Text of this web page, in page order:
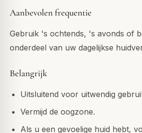
Aanbevolen frequentie
Gebruik 's ochtends, 's avonds of
onderdeel van uw dagelijkse
Belangrijk
Uitsluitend voor uitwendig
Vermijd de oogzone.
Als u een gevoelige huid hebt,